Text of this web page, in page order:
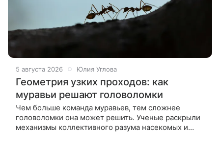
5 августа 2026 Юлия Углова
Геометрия узких проходов: как
муравьи решают головоломки
Чем больше команда муравьев, тем сложнее
головоломки она может решить. Ученые раскрыли
механизмы коллективного разума насекомых и